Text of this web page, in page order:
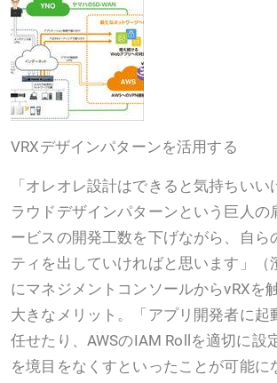
VRXデザインパターンを活用する
「オレオレ設計はできると気持ちいい
ラウドデザインパターンという巨人の
ービスの開発工数を下げながら、自ら
ティを出していければと思います」（
にマネジメントコンソールからvRXを
大きなメリット。「アプリ開発者に起
任せたり、AWSのIAM Rollを適切に設
を境目をなくすといったことが可能に